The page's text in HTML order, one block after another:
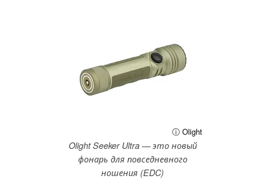
ⓘ Olight
Olight Seeker Ultra — это новый
фонарь для повседневного
ношения (EDC)